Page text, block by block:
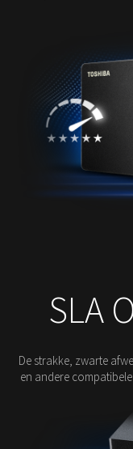
SLA
De strakke, zwarte
en andere